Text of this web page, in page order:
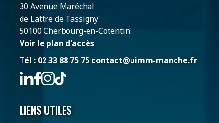
30 Avenue Maréchal
de Lattre de Tassigny
50100 Cherbourg-en-Cotentin
Voir le plan d'accès
Tél : 02 33 88 75 75 contact@uimm-manche.fr
LIENS UTILES